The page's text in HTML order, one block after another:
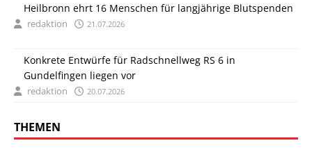
Heilbronn ehrt 16 Menschen für langjährige Blutspenden
redaktion 21.07.2026
Konkrete Entwürfe für Radschnellweg RS 6 in
Gundelfingen liegen vor
redaktion 20.07.2026
THEMEN